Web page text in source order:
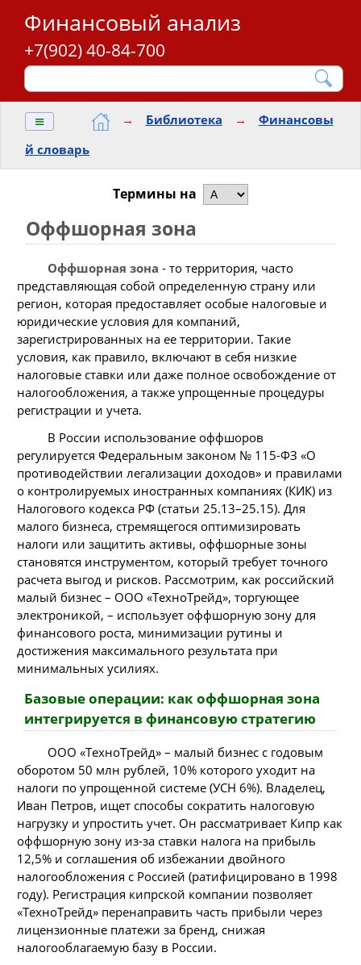
Финансовый анализ
+7(902) 40-84-700
≡ → Библиотека →
Финансовы
й словарь
Термины на
Оффшорная зона
Оффшорная зона - то территория, часто
представляющая собой определенную страну или
регион, которая предоставляет особые налоговые и
юридические условия для компаний,
зарегистрированных на ее территории. Такие
условия, как правило, включают в себя низкие
налоговые ставки или даже полное освобождение от
налогообложения, а также упрощенные процедуры
регистрации и учета.
В России использование оффшоров
регулируется Федеральным законом № 115-ФЗ «О
противодействии легализации доходов» и правилами
о контролируемых иностранных компаниях (КИК) из
Налогового кодекса РФ (статьи 25.13–25.15). Для
малого бизнеса, стремящегося оптимизировать
налоги или защитить активы, оффшорные зоны
становятся инструментом, который требует точного
расчета выгод и рисков. Рассмотрим, как российский
малый бизнес – ООО «ТехноТрейд», торгующее
электроникой, – использует оффшорную зону для
финансового роста, минимизации рутины и
достижения максимального результата при
минимальных усилиях.
Базовые операции: как оффшорная зона
интегрируется в финансовую стратегию
ООО «ТехноТрейд» – малый бизнес с годовым
оборотом 50 млн рублей, 10% которого уходит на
налоги по упрощенной системе (УСН 6%). Владелец,
Иван Петров, ищет способы сократить налоговую
нагрузку и упростить учет. Он рассматривает Кипр как
оффшорную зону из-за ставки налога на прибыль
12,5% и соглашения об избежании двойного
налогообложения с Россией (ратифицировано в 1998
году). Регистрация кипрской компании позволяет
«ТехноТрейд» перенаправить часть прибыли через
лицензионные платежи за бренд, снижая
налогооблагаемую базу в России.